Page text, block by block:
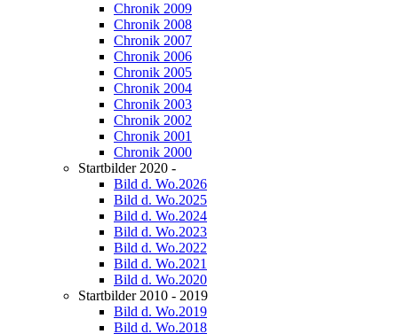
Chronik 2009
Chronik 2008
Chronik 2007
Chronik 2006
Chronik 2005
Chronik 2004
Chronik 2003
Chronik 2002
Chronik 2001
Chronik 2000
Startbilder 2020 -
Bild d. Wo.2026
Bild d. Wo.2025
Bild d. Wo.2024
Bild d. Wo.2023
Bild d. Wo.2022
Bild d. Wo.2021
Bild d. Wo.2020
Startbilder 2010 - 2019
Bild d. Wo.2019
Bild d. Wo.2018